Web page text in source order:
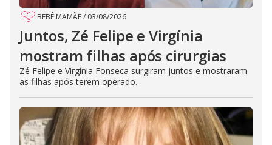
BEBÊ MAMÃE/ 03/08/2026
Juntos, Zé Felipe e Virgínia
mostram filhas após cirurgias
Zé Felipe e Virgínia Fonseca surgiram juntos e mostraram
as filhas após terem operado.